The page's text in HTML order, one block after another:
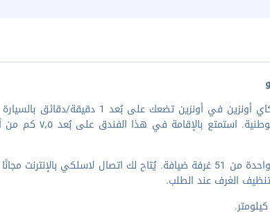
في هذا الفندق على بُعد ٧٫٥ كم من أونزين روبواي و١٧٫٤ كم من أ
اشعر وكأنك في بيتك بالإقامة في واحدة من 51 غرفة ضيافة. يُتاح لك اتصال
الغرف عند الطلب.